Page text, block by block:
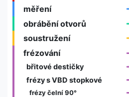
měření
obrábění otvorů
soustružení
frézování
břitové destičky
frézy s VBD stopkové
frézy čelní 90°